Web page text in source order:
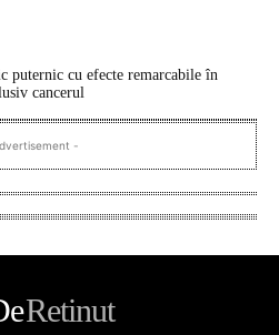
puternic cu efecte remarcabile în
cancerul
-
Retinut